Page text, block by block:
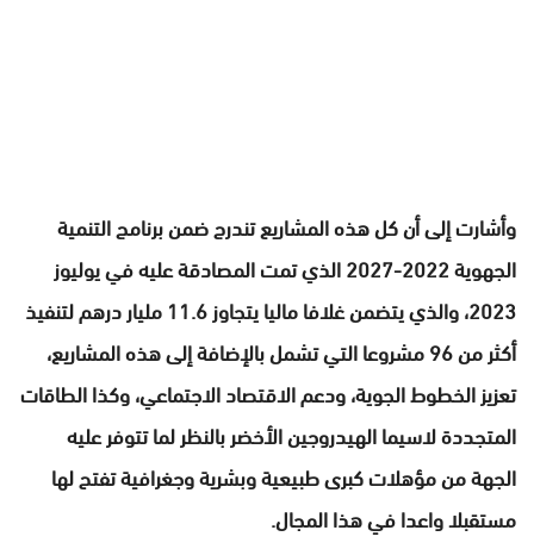
وأشارت إلى أن كل هذه المشاريع تندرج ضمن برنامج التنمية
الجهوية 2022-2027 الذي تمت المصادقة عليه في يوليوز
2023، والذي يتضمن غلافا ماليا يتجاوز 11.6 مليار درهم لتنفيذ
أكثر من 96 مشروعا التي تشمل بالإضافة إلى هذه المشاريع،
تعزيز الخطوط الجوية، ودعم الاقتصاد الاجتماعي، وكذا الطاقات
المتجددة لاسيما الهيدروجين الأخضر بالنظر لما تتوفر عليه
الجهة من مؤهلات كبرى طبيعية وبشرية وجغرافية تفتح لها
مستقبلا واعدا في هذا المجال.